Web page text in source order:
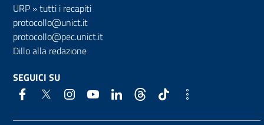
URP »tutti i recapiti
protocollo@unict.it
protocollo@pec.unict.it
Dillo alla redazione
SEGUICI SU